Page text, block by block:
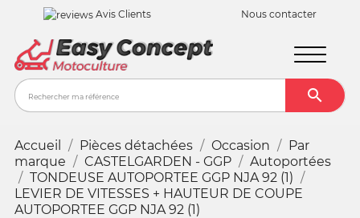
Avis Clients Nous contacter

Accueil Pièces détachées Occasion
Par
marque
CASTELGARDEN - GGP
Autoportées
TONDEUSE AUTOPORTEE GGP NJA 92 (1)
LEVIER DE VITESSES + HAUTEUR DE COUPE
AUTOPORTEE GGP NJA 92 (1)